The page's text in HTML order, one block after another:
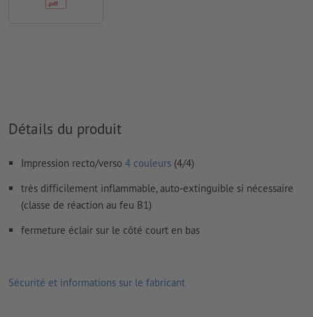
Le contenu des
Détails du produit
Impression recto/verso 4 couleurs (4/4)
très difficilement inflammable, auto-extinguible si nécessaire
(classe de réaction au feu B1)
fermeture éclair sur le côté court en bas
Sécurité et informations sur le fabricant